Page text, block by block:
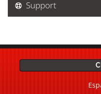
Support